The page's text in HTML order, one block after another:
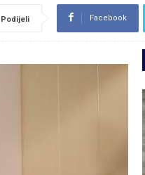
Podijeli Facebook